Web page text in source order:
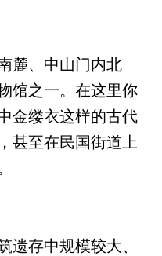
麓、中山门内北
馆之一。在这里你
金缕衣这样的古代
甚至在民国街道上
遗存中规模较大、